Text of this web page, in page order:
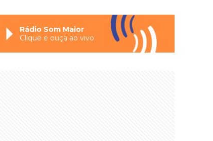
Rádio Som Maior
Clique e ouça ao vivo